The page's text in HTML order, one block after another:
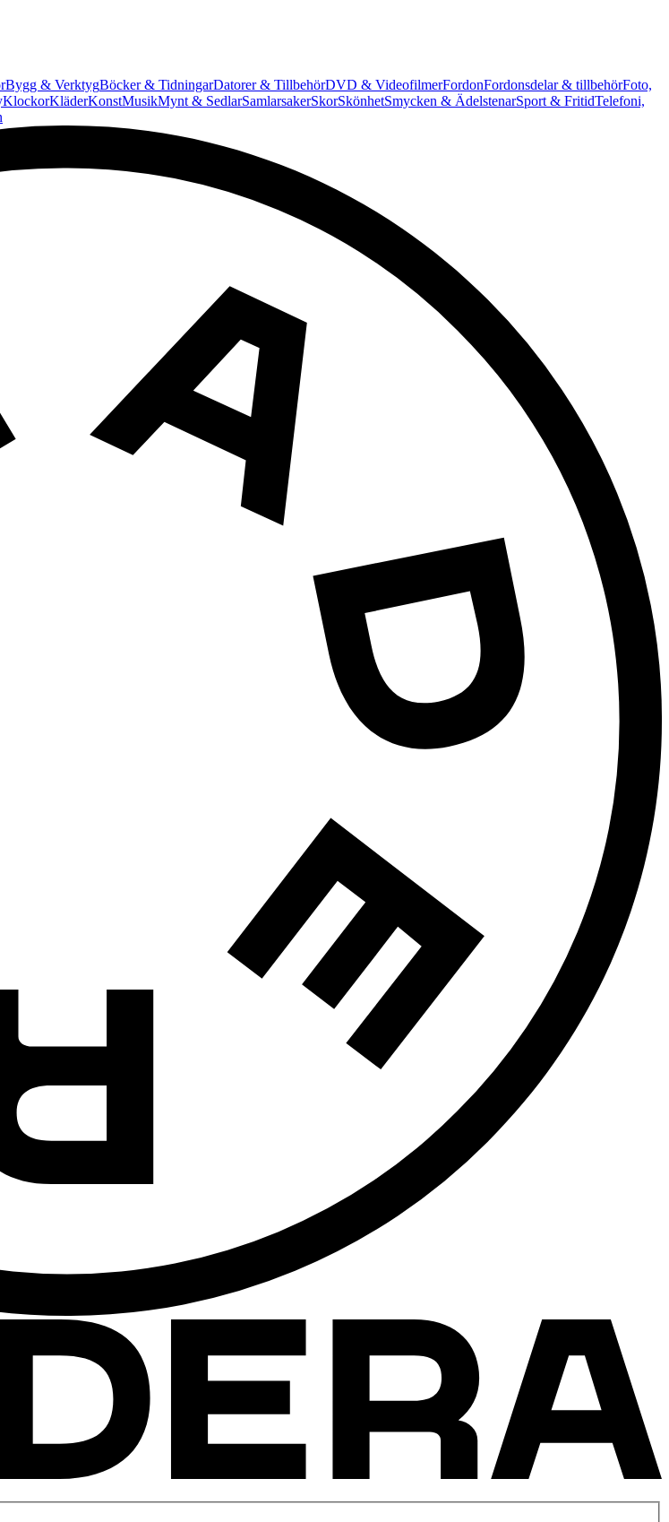
Bygg & VerktygBöcker & TidningarDatorer & TillbehörDVD & VideofilmerFordonFordonsdelar & tillbehörFoto,
KlockorKläderKonstMusikMynt & SedlarSamlarsakerSkorSkönhetSmycken & ÄdelstenarSport & FritidTelefoni,